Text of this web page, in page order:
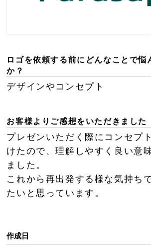
ロゴを依頼する前にどんなことで悩
か？
デザインやコンセプト
お客様よりご感想をいただきました
プレゼンいただく際にコンセプ
けたので、理解しやすく良い意
ました。
これから再出発する様な気持ち
たいと思っています。
作成日